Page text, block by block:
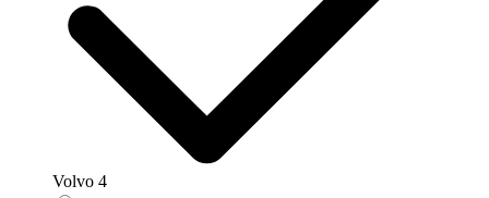
Volvo 4